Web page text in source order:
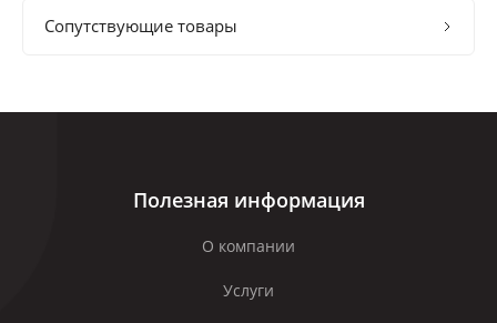
Сопутствующие товары
Полезная информация
О компании
Услуги